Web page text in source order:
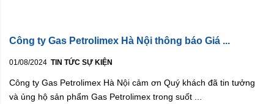
Công ty Gas Petrolimex Hà Nội thông báo Giá ...
01/08/2024 TIN TỨC SỰ KIỆN
Công ty Gas Petrolimex Hà Nội cảm ơn Quý khách đã tin tưởng
và ủng hộ sản phẩm Gas Petrolimex trong suốt ...